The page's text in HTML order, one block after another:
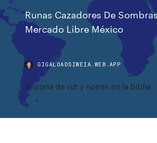
Runas Cazadores De
Mercado Libre México
GIGALOADSIWEIA.WEB.APP
Historia de rut y noemi en la biblia